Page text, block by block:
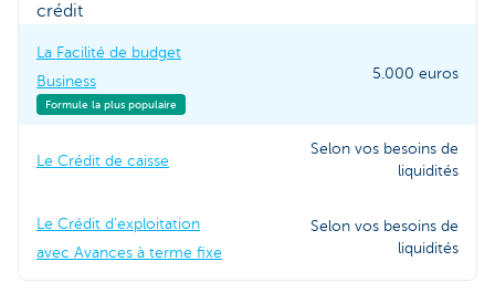
crédit
La Facilité de budget
Business
Formule la plus populaire
5.000 euros
Le Crédit de caisse
Selon vos besoins de
liquidités
Le Crédit d'exploitation
avec Avances à terme fixe
Selon vos besoins de
liquidités